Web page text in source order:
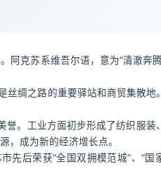
克苏系维吾尔语，意为“清澈奔腾
丝绸之路的重要驿站和商贸集散地
誉。工业方面初步形成了纺织服装
，成为新的经济增长点。
先后荣获“全国双拥模范城”、“国